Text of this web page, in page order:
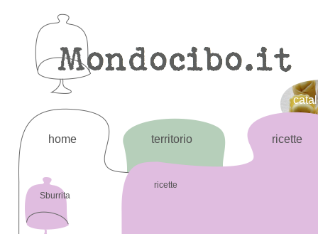
home territorio ricette
Sburrita
ricette